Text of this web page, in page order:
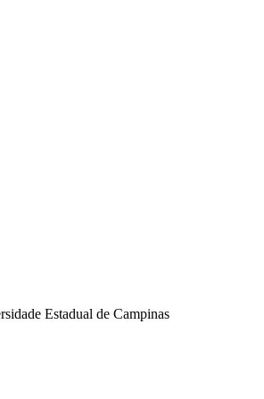
Estadual de Campinas